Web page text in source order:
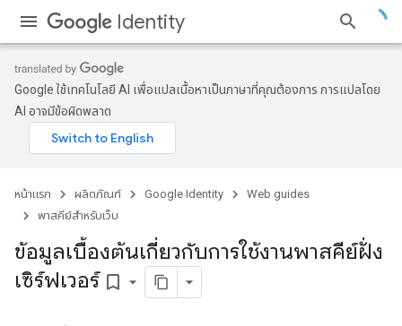
Identity
Google ใช้เทคโนโลยี AI เพื่อแปลเนื้อหาเป็นภาษาที่คุณต้องการ การแปลโดย
AI อาจมีข้อผิดพลาด
หน้าแรก ผลิตภัณฑ์ Google Identity
Web guides
พาสคีย์สำหรับเว็บ
ข้อมูลเบื้องต้นเกี่ยวกับการใช้งานพาสคีย์ฝั่ง
เซิร์ฟเวอร์ bookmark_border